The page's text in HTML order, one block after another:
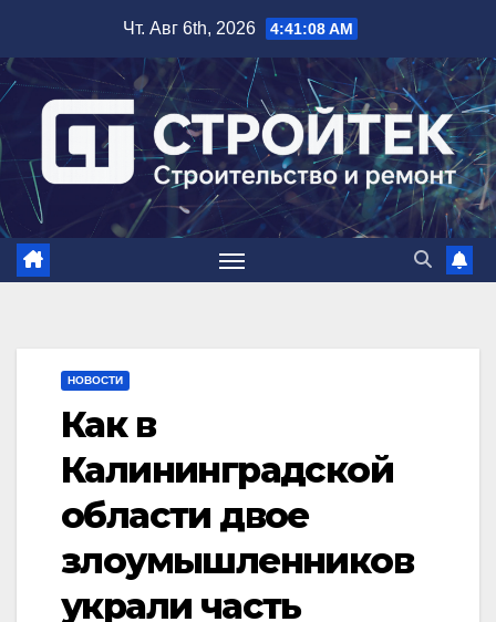
содержимому
Чт. Авг 6th, 2026 4:41:09 AM
НОВОСТИ
Как в
Калининградской
области двое
злоумышленников
украли часть